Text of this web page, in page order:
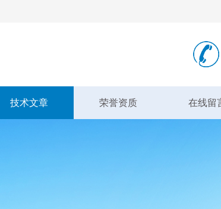
技术文章 荣誉资质 在线留